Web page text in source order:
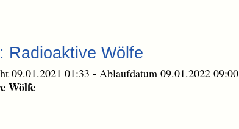
Radioaktive Wölfe
09.01.2021 01:33 - Ablaufdatum 09.01.2022 09:00
Wölfe